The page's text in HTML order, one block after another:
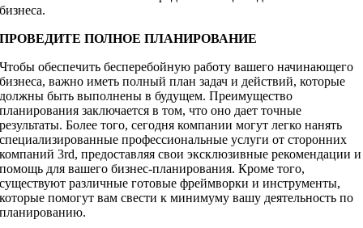
бизнеса.
ПРОВЕДИТЕ ПОЛНОЕ ПЛАНИРОВАНИЕ
Чтобы обеспечить бесперебойную работу вашего начинающего
бизнеса, важно иметь полный план задач и действий, которые
должны быть выполнены в будущем. Преимущество
планирования заключается в том, что оно дает точные
результаты. Более того, сегодня компании могут легко нанять
специализированные профессиональные услуги от сторонних
компаний 3rd, предоставляя свои эксклюзивные рекомендации и
помощь для вашего бизнес-планирования. Кроме того,
существуют различные готовые фреймворки и инструменты,
которые помогут вам свести к минимуму вашу деятельность по
планированию.